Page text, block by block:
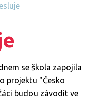
se škola zapojila
projektu "Česko
budou závodit ve